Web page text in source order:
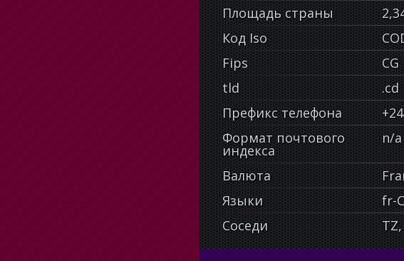
Площадь страны
Код Iso
Fips
CG
tld
.cd
Префикс телефона
Формат почтового
индекса
n/a
Валюта
Языки
fr-
Соседи